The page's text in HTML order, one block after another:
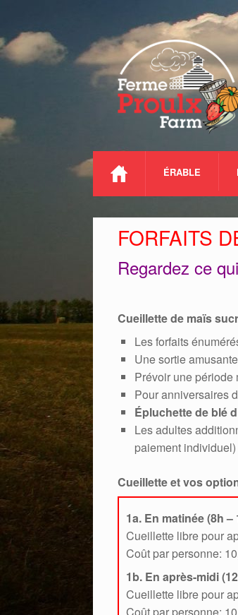
to
content
ÉRABLE
FORFAITS
Regardez ce
Cueillette de maïs
Les forfaits
Une sortie
Prévoir une période
Pour anniversaires
Épluchette de blé
Les adultes
paiement
Cueillette et vos
1a. En matinée (8h –
Cueillette libre pour
Coût par personne: 10
1b. En après-midi
Cueillette libre pour
Coût par personne: 10